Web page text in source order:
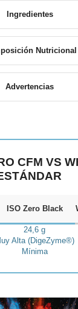
Ingredientes
Nutricional
Advertencias
CFM VS
ISO Zero Black
24,6 g
Alta (DigeZyme®)
Mínima